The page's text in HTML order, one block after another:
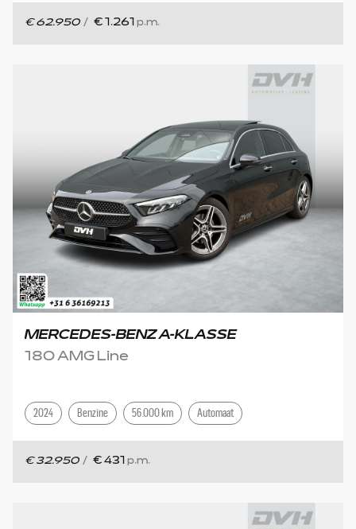
€ 62.950 / € 1.261 p.m.
MERCEDES-BENZ A-KLASSE
180 AMG Line
2024 Benzine 56.000 km Automaat
€ 32.950 / € 431 p.m.